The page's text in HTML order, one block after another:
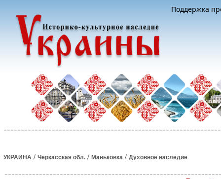
Поддержка
УКРАИНА / Черкасская обл. / Маньковка / Духовное наследие